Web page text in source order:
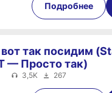
Подробнее
00:42
так посидим
— Просто так)
3,5K 267